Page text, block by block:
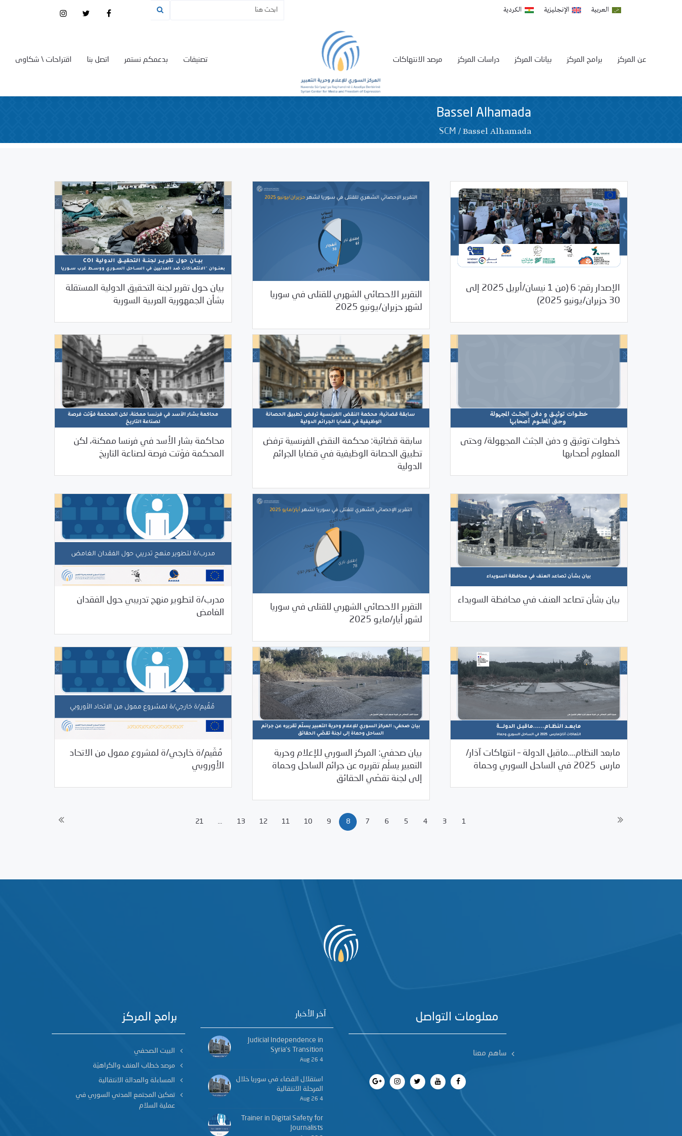
العربية الإنجليزية الكردية
اقتراحات \ شكاوى اتصل بنا بدعمكم نستمر تصنيفات مرصد الانتهاكات دراسات المركز بيانات المركز برامج المركز عن المركز
Bassel Alhamada
SCM /Bassel Alhamada
بيان حول تقرير لجنة التحقيق الدولية المستقلة
بشأن الجمهورية العربية السورية
08/14/2025
Uncategorized
/بيانات المركز
التقرير الاحصائي الشهري للقتلى في سوريا
لشهر حزيران/يونيو 2025
08/07/2025 مرصد الانتهاكات
الإصدار رقم: 6 (من 1 نيسان/أبريل 2025 إلى
30 حزيران/يونيو 2025)
07/28/2025 الملخص الإعلامي
محاكمة بشار الأسد في فرنسا ممكنة، لكن
المحكمة فوّتت فرصة لصناعة التاريخ
07/25/2025 بيانات المركز
سابقة قضائية: محكمة النقض الفرنسية ترفض
تطبيق الحصانة الوظيفية في قضايا الجرائم
الدولية
07/25/2025 بيانات المركز
خطوات توثيق و دفن الجثث المجهولة/ وحتى
المعلوم أصحابها
07/24/2025 مرصد الانتهاكات
مدرب/ة لتطوير منهج تدريبي حول الفقدان
الغامض
07/23/2025 فرص التدريب و المشاركة
التقرير الاحصائي الشهري للقتلى في سوريا
لشهر أيار/مايو 2025
07/17/2025 مرصد الانتهاكات
بيان بشأن تصاعد العنف في محافظة السويداء
مُقّيم/ة خارجي/ة لمشروع ممول من الاتحاد
الأوروبي
07/09/2025 فرص التدريب و المشاركة
بيان صحفي: المركز السوري للإعلام وحرية
التعبير يسلّم تقريره عن جرائم الساحل وحماة
إلى لجنة تقصّي الحقائق
07/08/2025 بيانات المركز
مابعد النظام….ماقبل الدولة – انتهاكات آذار/
مارس 2025 في الساحل السوري وحماة
07/08/2025 دراسات المركز
1
3
4
5
6
7
8
9
10
11
12
13
...
21
برامج المركز
البيت الصحفي
مرصد خطاب العنف والكراهيّة
المساءلة والعدالة الانتقالية
تمكين المجتمع المدني السوري في
عملية السلام
آخر الأخبار
Judicial Independence in
Syria’s Transition
4 Aug 26
استقلال القضاء في سوريا خلال
المرحلة الانتقالية
4 Aug 26
Trainer in Digital Safety for
Journalists
معلومات التواصل
ساهم معنا